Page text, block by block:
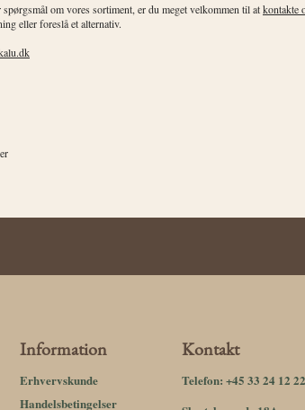
om vores sortiment, er du meget velkommen til atkontakte
eller foreslå et alternativ.
Information
Erhvervskunde
Handelsbetingelser
Kontakt
Telefon: +45 33 24 12 22